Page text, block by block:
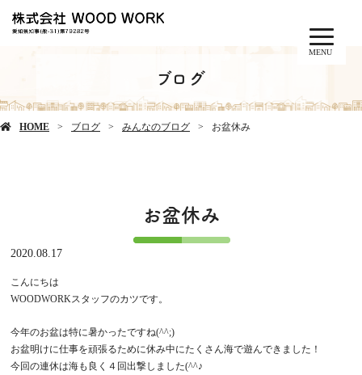
MENU
ブログ
HOME ブログ みんなのブログ お盆休み
お盆休み
2020.08.17
こんにちは
WOODWORKスタッフのカツです。
今年のお盆は特に暑かったですね(^^;)
お盆明けに仕事を頑張るために休み中にたくさん海で遊んできました！
今回の連休は海も良く４回出撃しました(^^♪